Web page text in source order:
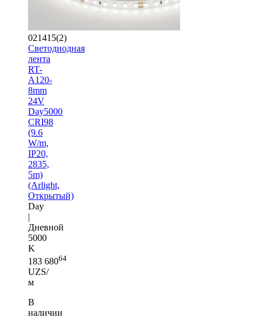
021415(2)
Светодиодная
лента
RT-
A120-
8mm
24V
Day5000
CRI98
(9.6
W/m,
IP20,
2835,
5m)
(Arlight,
Открытый)
Day
|
Дневной
5000
K
183 68064
UZS/
м
В
наличии